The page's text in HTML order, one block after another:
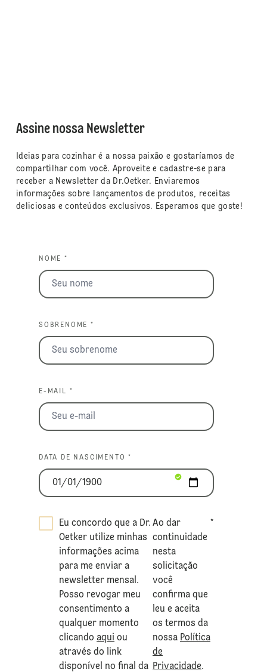
Assine nossa Newsletter
Ideias para cozinhar é a nossa paixão e gostaríamos de
compartilhar com você. Aproveite e cadastre-se para
receber a Newsletter da Dr.Oetker. Enviaremos
informações sobre lançamentos de produtos, receitas
deliciosas e conteúdos exclusivos. Esperamos que goste!
NOME *
SOBRENOME *
E-MAIL *
DATA DE NASCIMENTO *
Eu concordo que a Dr.
Oetker utilize minhas
informações acima
para me enviar a
newsletter mensal.
Posso revogar meu
consentimento a
qualquer momento
clicando aqui ou
através do link
disponível no final da
Ao dar
continuidade
nesta
solicitação
você
confirma que
leu e aceita
os termos da
nossa Política
de
Privacidade.
*